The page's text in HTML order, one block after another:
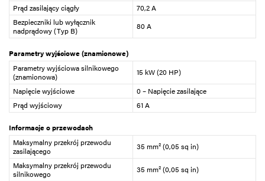
Prąd zasilający ciągły
70,2 A
Bezpieczniki lub wyłącznik
nadprądowy (Typ B)
80 A
Parametry wyjściowe (znamionowe)
Parametry wyjściowa silnikowego
(znamionowa)
15 kW (20 HP)
Napięcie wyjściowe
0 – Napięcie zasilające
Prąd wyjściowy
61 A
Informacje o przewodach
Maksymalny przekrój przewodu
zasilającego
35 mm² (0,05 sq in)
Maksymalny przekrój przewodu
silnikowego
35 mm² (0,05 sq in)